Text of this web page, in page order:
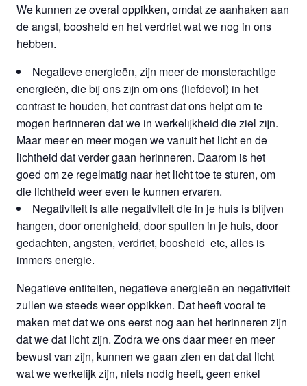
We kunnen ze overal oppikken, omdat ze aanhaken aan
de angst, boosheid en het verdriet wat we nog in ons
hebben.
Negatieve energieën, zijn meer de monsterachtige
energieën, die bij ons zijn om ons (liefdevol) in het
contrast te houden, het contrast dat ons helpt om te
mogen herinneren dat we in werkelijkheid die ziel zijn.
Maar meer en meer mogen we vanuit het licht en de
lichtheid dat verder gaan herinneren. Daarom is het
goed om ze regelmatig naar het licht toe te sturen, om
die lichtheid weer even te kunnen ervaren.
Negativiteit is alle negativiteit die in je huis is blijven
hangen, door onenigheid, door spullen in je huis, door
gedachten, angsten, verdriet, boosheid etc, alles is
immers energie.
Negatieve entiteiten, negatieve energieën en negativiteit
zullen we steeds weer oppikken. Dat heeft vooral te
maken met dat we ons eerst nog aan het herinneren zijn
dat we dat licht zijn. Zodra we ons daar meer en meer
bewust van zijn, kunnen we gaan zien en dat dat licht
wat we werkelijk zijn, niets nodig heeft, geen enkel